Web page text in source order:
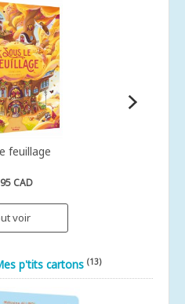
feuillage
CAD
voir
p'tits cartons (13)